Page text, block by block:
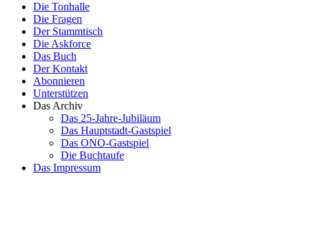
Die Tonhalle
Die Fragen
Der Stammtisch
Die Askforce
Das Buch
Der Kontakt
Abonnieren
Unterstützen
Das Archiv
Das 25-Jahre-Jubiläum
Das Hauptstadt-Gastspiel
Das ONO-Gastspiel
Die Buchtaufe
Das Impressum